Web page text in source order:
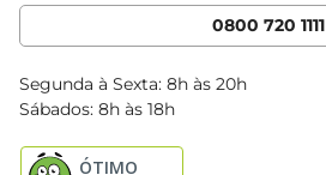
Cencosud Media
Clube Bretas
Blog Bretas
Black Friday
0800 720 1111
Segunda à Sexta: 8h às 20h
Sábados: 8h às 18h